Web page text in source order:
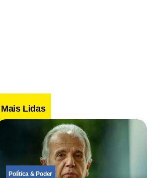
Mais Lidas
Política & Poder